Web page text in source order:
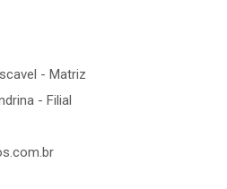
- Matriz
- Filial